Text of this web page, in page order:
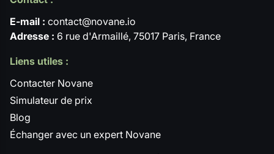
E-mail : contact@novane.io
Adresse : 6 rue d'Armaillé, 75017 Paris, France
Liens utiles :
Contacter Novane
Simulateur de prix
Blog
Échanger avec un expert Novane